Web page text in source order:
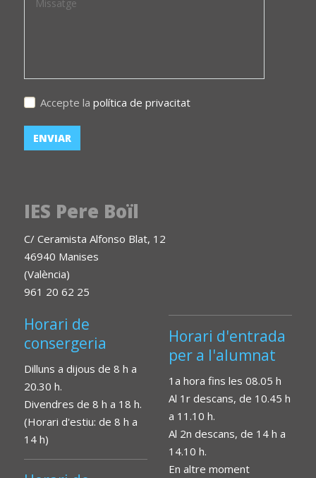
Accepte la política de privacitat
IES Pere Boïl
C/ Ceramista Alfonso Blat, 12
46940 Manises
(València)
961 20 62 25
Horari de
consergeria
Dilluns a dijous de 8 h a
20.30 h.
Divendres de 8 h a 18 h.
(Horari d'estiu: de 8 h a
14 h)
Horari d'entrada
per a l'alumnat
1a hora fins les 08.05 h
Al 1r descans, de 10.45 h
a 11.10 h.
Al 2n descans, de 14 h a
14.10 h.
En altre moment